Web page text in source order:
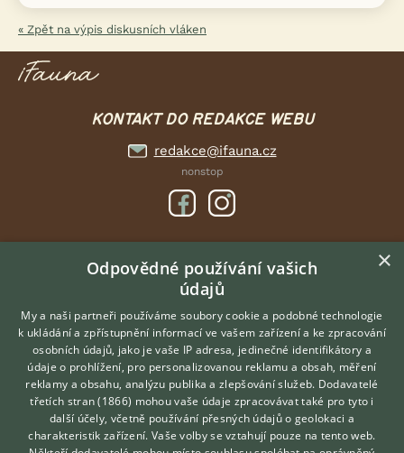
« Zpět na výpis diskusních vláken
KONTAKT DO REDAKCE WEBU
redakce@ifauna.cz
nonstop
DOMOVSKÁ STRÁNKA
INZERCE
DISKUSE
ČLÁNKY
O nás
Kontakt
Možnosti zvýraznění inzerátů
Hledáte zvířecího kamaráda?
Zdarma vám poradí
VETERINÁŘ ONLINE
×
Odpovědné používání vašich
údajů
My a naši partneři používáme soubory cookie a podobné technologie
k ukládání a zpřístupnění informací ve vašem zařízení a ke zpracování
osobních údajů, jako je vaše IP adresa, jedinečné identifikátory a
údaje o prohlížení, pro personalizovanou reklamu a obsah, měření
reklamy a obsahu, analýzu publika a zlepšování služeb. Dodavatelé
třetích stran (1866) mohou vaše údaje zpracovávat také pro tyto i
další účely, včetně používání přesných údajů o geolokaci a
charakteristik zařízení. Vaše volby se vztahují pouze na tento web.